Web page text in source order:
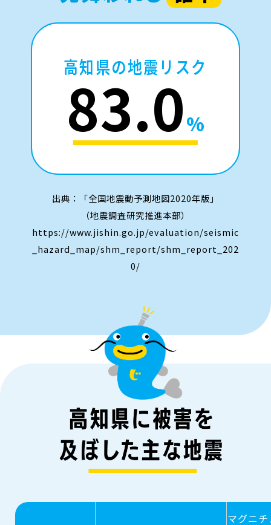
高知県の地震リスク
83.0%
出典：「全国地震動予測地図2020年版」
（地震調査研究推進本部）
https://www.jishin.go.jp/evaluation/seismic
_hazard_map/shm_report/shm_report_202
0/
マグニ